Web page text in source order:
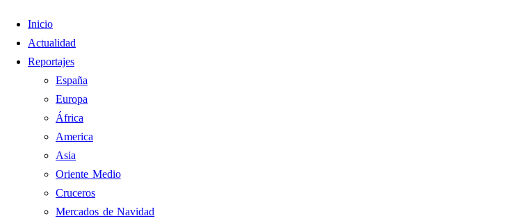
Inicio
Actualidad
Reportajes
España
Europa
África
America
Asia
Oriente Medio
Cruceros
Mercados de Navidad